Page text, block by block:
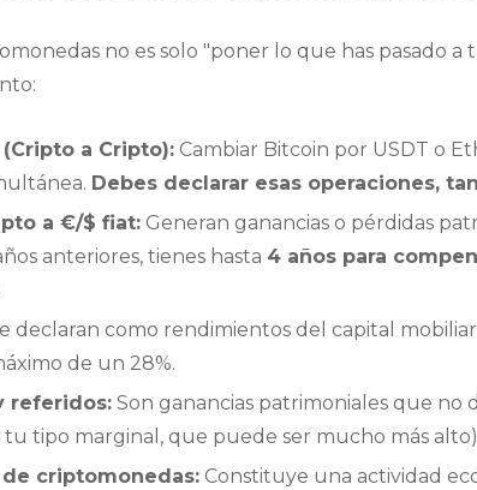
no es solo "poner lo que has pasado
a Cripto): Cambiar Bitcoin por USDT o
Debes declarar esas operaciones,
a €/$ fiat: Generan ganancias o pérdidas
anteriores, tienes hasta 4 años para
declaran como rendimientos del capital
de un 28%.
referidos: Son ganancias patrimoniales que no
tipo marginal, que puede ser mucho más
criptomonedas: Constituye una actividad